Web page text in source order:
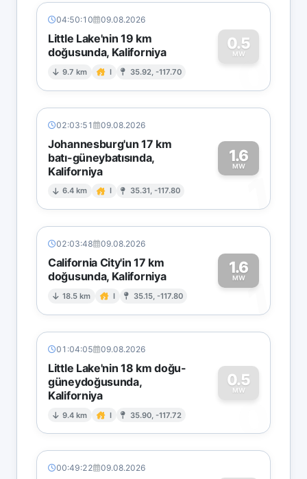
04:50:10 09.08.2026
Little Lake'nin 19 km
doğusunda, Kaliforniya
9.7 km I 35.92, -117.70
0.5
MW
0
02:03:51 09.08.2026
Johannesburg'un 17 km
batı-güneybatısında,
Kaliforniya
6.4 km I 35.31, -117.80
1.6
MW
1
02:03:48 09.08.2026
California City'in 17 km
doğusunda, Kaliforniya
18.5 km I 35.15, -117.80
1.6
MW1
01:04:05 09.08.2026
Little Lake'nin 18 km doğu-
güneydoğusunda,
Kaliforniya
9.4 km I 35.90, -117.72
0.5
MW
0
00:49:22 09.08.2026